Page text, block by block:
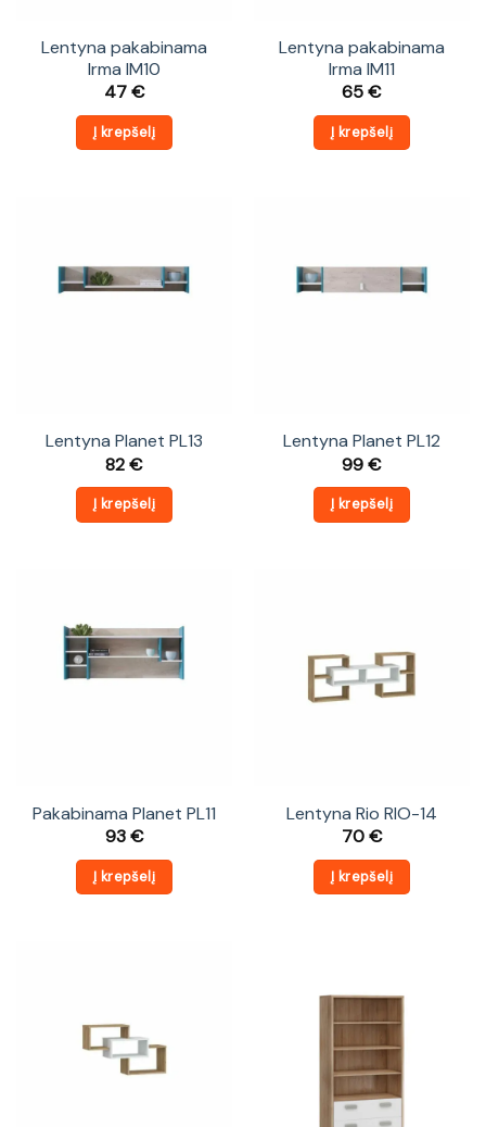
Lentyna pakabinama
Irma IM10
47€
Į krepšelį
Lentyna pakabinama
Irma IM11
65€
Į krepšelį
Lentyna Planet PL13
82€
Į krepšelį
Lentyna Planet PL12
99€
Į krepšelį
Pakabinama Planet PL11
93€
Į krepšelį
Lentyna Rio RIO-14
70€
Į krepšelį